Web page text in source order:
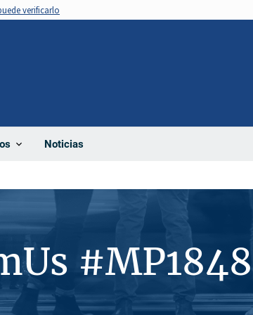
verificarlo
Noticias
#MP1848